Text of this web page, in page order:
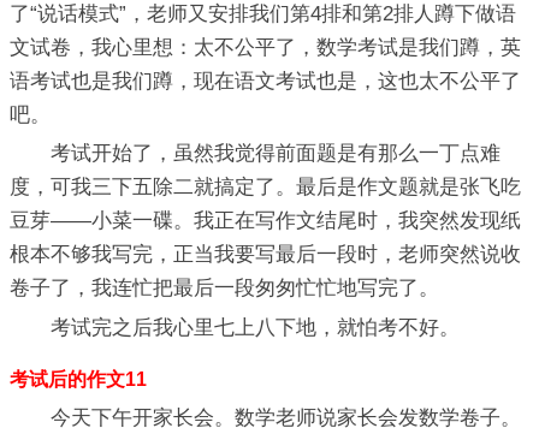
了“说话模式”，老师又安排我们第4排和第2排人蹲下做语
文试卷，我心里想：太不公平了，数学考试是我们蹲，英
语考试也是我们蹲，现在语文考试也是，这也太不公平了
吧。
考试开始了，虽然我觉得前面题是有那么一丁点难
度，可我三下五除二就搞定了。最后是作文题就是张飞吃
豆芽——小菜一碟。我正在写作文结尾时，我突然发现纸
根本不够我写完，正当我要写最后一段时，老师突然说收
卷子了，我连忙把最后一段匆匆忙忙地写完了。
考试完之后我心里七上八下地，就怕考不好。
考试后的作文11
今天下午开家长会。数学老师说家长会发数学卷子。